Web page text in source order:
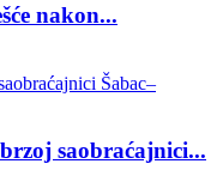
nakon...
saobraćajnici...